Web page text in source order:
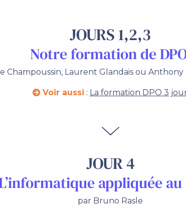
JOURS 1,2,3
Notre formation de
Champoussin, Laurent Glandais ou Anthony
Voir aussi : La formation DPO 3
JOUR 4
appliquée au
par Bruno Rasle